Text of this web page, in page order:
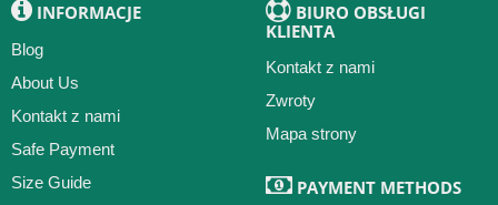
INFORMACJE
Blog
About Us
Kontakt z nami
Safe Payment
Size Guide
BIURO OBSŁUGI
KLIENTA
Kontakt z nami
Zwroty
Mapa strony
PAYMENT METHODS